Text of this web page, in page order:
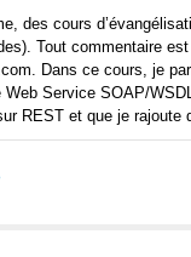
des cours
Tout commentaire
Dans ce cours, je
Service SOAP/
REST et que je